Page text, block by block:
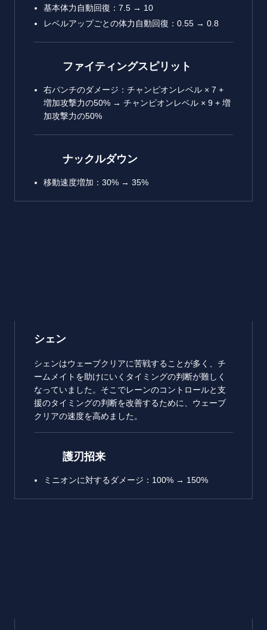
基本体力自動回復：7.5 → 10
レベルアップごとの体力自動回復：0.55 → 0.8
ファイティングスピリット
右パンチのダメージ：チャンピオンレベル × 7 +
増加攻撃力の50% → チャンピオンレベル × 9 + 増
加攻撃力の50%
ナックルダウン
移動速度増加：30% → 35%
シェン
シェンはウェーブクリアに苦戦することが多く、チ
ームメイトを助けにいくタイミングの判断が難しく
なっていました。そこでレーンのコントロールと支
援のタイミングの判断を改善するために、ウェーブ
クリアの速度を高めました。
護刃招来
ミニオンに対するダメージ：100% → 150%